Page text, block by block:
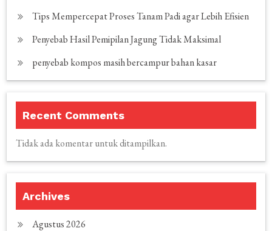
Tips Mempercepat Proses Tanam Padi agar Lebih Efisien
Penyebab Hasil Pemipilan Jagung Tidak Maksimal
penyebab kompos masih bercampur bahan kasar
Recent Comments
Tidak ada komentar untuk ditampilkan.
Archives
Agustus 2026